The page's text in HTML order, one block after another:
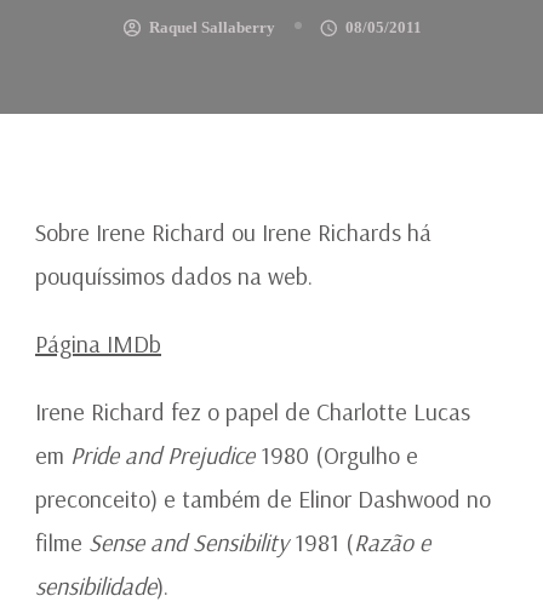
Raquel Sallaberry 08/05/2011
Sobre Irene Richard ou Irene Richards há
pouquíssimos dados na web.
Página IMDb
Irene Richard fez o papel de Charlotte Lucas
em Pride and Prejudice1980 (Orgulho e
preconceito) e também de Elinor Dashwood no
filme Sense and Sensibility1981 (Razão e
sensibilidade).